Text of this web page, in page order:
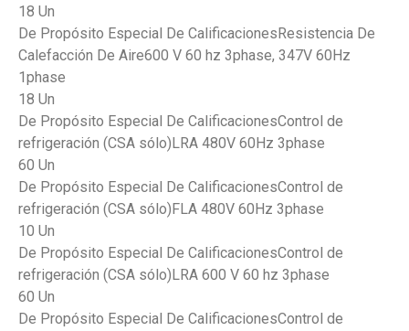
18 Un
De Propósito Especial De CalificacionesResistencia De
Calefacción De Aire600 V 60 hz 3phase, 347V 60Hz
1phase
18 Un
De Propósito Especial De CalificacionesControl de
refrigeración (CSA sólo)LRA 480V 60Hz 3phase
60 Un
De Propósito Especial De CalificacionesControl de
refrigeración (CSA sólo)FLA 480V 60Hz 3phase
10 Un
De Propósito Especial De CalificacionesControl de
refrigeración (CSA sólo)LRA 600 V 60 hz 3phase
60 Un
De Propósito Especial De CalificacionesControl de